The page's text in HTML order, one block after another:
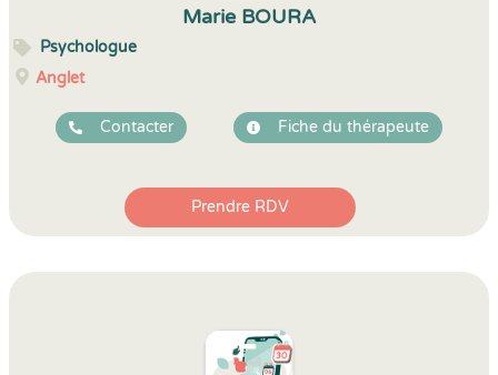
Marie BOURA
Psychologue
Anglet
Contacter Fiche du thérapeute
Prendre RDV